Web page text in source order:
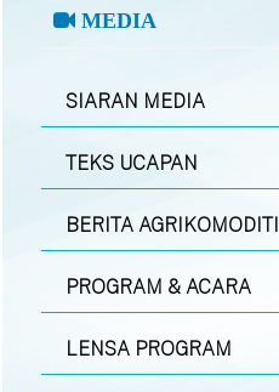
MEDIA
SIARAN MEDIA
TEKS UCAPAN
BERITA AGRIKOMODITI
PROGRAM & ACARA
LENSA PROGRAM